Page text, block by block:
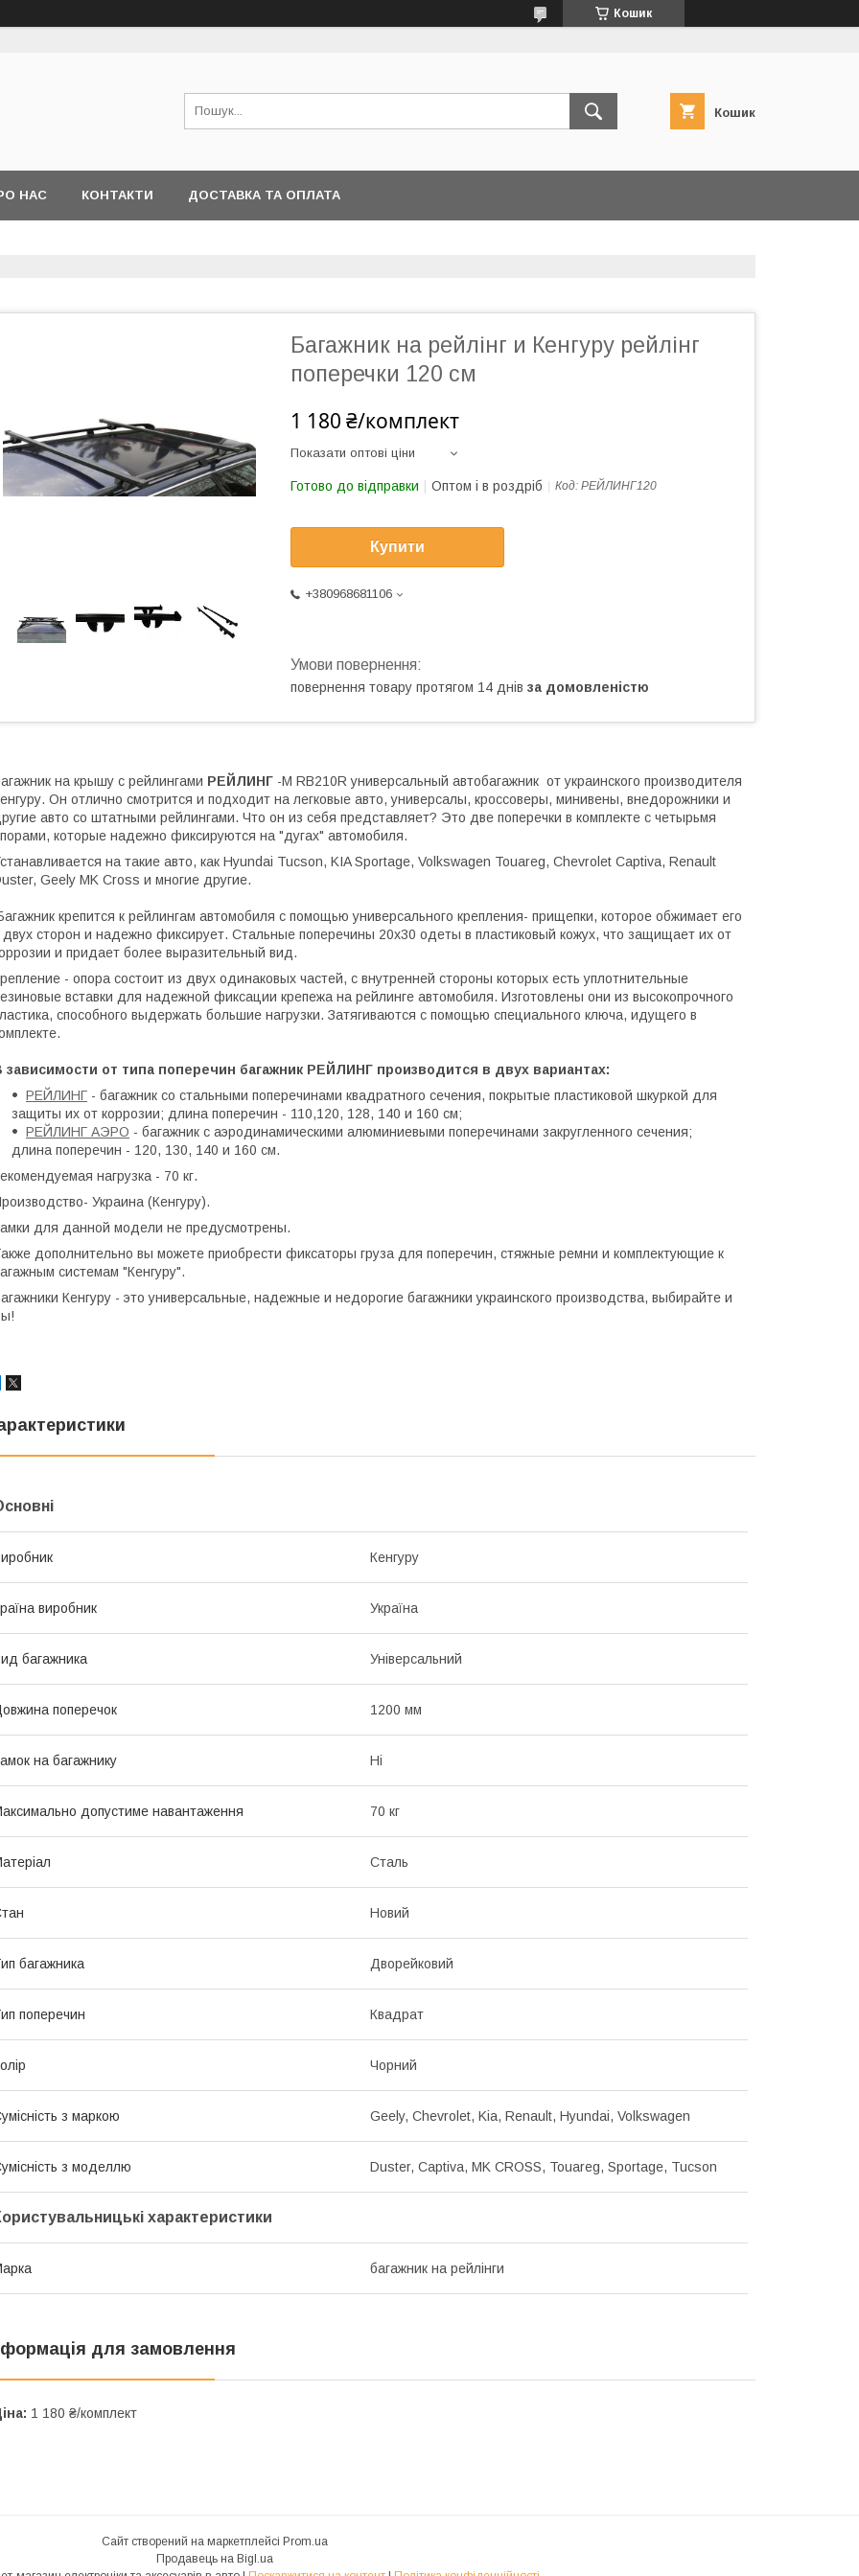
Кошик
Кошик
НАС КОНТАКТИ ДОСТАВКА ТА ОПЛАТА
Багажник на рейлінг и Кенгуру рейлінг
поперечки 120 см
1 180 ₴/комплект
Показати оптові ціни
Готово до відправки Оптом і в роздріб Код: РЕЙЛИНГ120
Купити
+380968681106
повернення товару протягом 14 днів за домовленістю
на крышу с рейлингами РЕЙЛИНГ -М RB210R универсальный автобагажник от украинского производителя
Он отлично смотрится и подходит на легковые авто, универсалы, кроссоверы, минивены, внедорожники и
авто со штатными рейлингами. Что он из себя представляет? Это две поперечки в комплекте с четырьмя
которые надежно фиксируются на "дугах" автомобиля.
на такие авто, как Hyundai Tucson, KIA Sportage, Volkswagen Touareg, Chevrolet Captiva, Renault
Geely MK Cross и многие другие.
крепится к рейлингам автомобиля с помощью универсального крепления- прищепки, которое обжимает его
двух сторон и надежно фиксирует. Стальные поперечины 20х30 одеты в пластиковый кожух, что защищает их от
и придает более выразительный вид.
- опора состоит из двух одинаковых частей, с внутренней стороны которых есть уплотнительные
вставки для надежной фиксации крепежа на рейлинге автомобиля. Изготовлены они из высокопрочного
способного выдержать большие нагрузки. Затягиваются с помощью специального ключа, идущего в
зависимости от типа поперечин багажник РЕЙЛИНГ производится в двух вариантах:
РЕЙЛИНГ - багажник со стальными поперечинами квадратного сечения, покрытые пластиковой шкуркой для
защиты их от коррозии; длина поперечин - 110,120, 128, 140 и 160 см;
РЕЙЛИНГ АЭРО - багажник с аэродинамическими алюминиевыми поперечинами закругленного сечения;
длина поперечин - 120, 130, 140 и 160 см.
нагрузка - 70 кг.
Украина (Кенгуру).
для данной модели не предусмотрены.
дополнительно вы можете приобрести фиксаторы груза для поперечин, стяжные ремни и комплектующие к
системам "Кенгуру".
Кенгуру - это универсальные, надежные и недорогие багажники украинского производства, выбирайте и
Кенгуру
виробник Україна
багажника Універсальний
поперечок 1200 мм
на багажнику Ні
допустиме навантаження 70 кг
Сталь
Новий
багажника Дворейковий
поперечин Квадрат
Чорний
з маркою Geely, Chevrolet, Kia, Renault, Hyundai, Volkswagen
з моделлю Duster, Captiva, MK CROSS, Touareg, Sportage, Tucson
характеристики
багажник на рейлінги
для замовлення
1 180 ₴/комплект
Сайт створений на маркетплейсі Prom.ua
Продавець на Bigl.ua